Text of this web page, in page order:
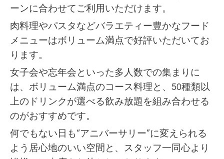
ーンに合わせてご利用いただけます。
肉料理やパスタなどバラエティー豊かなフード
メニューはボリューム満点で好評いただいてお
ります。
女子会や忘年会といった多人数での集まりに
は、ボリューム満点のコース料理と、50種類以
上のドリンクが選べる飲み放題を組み合わせる
のがおすすめです。
何でもない日も“アニバーサリー”に変えられる
よう居心地のいい空間と、スタッフ一同心より